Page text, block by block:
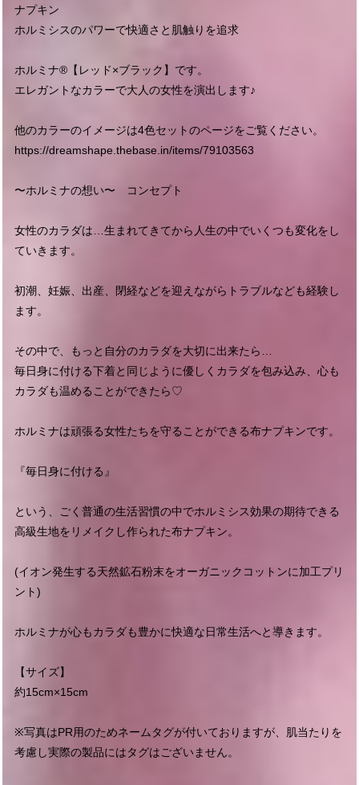
ナプキン
ホルミシスのパワーで快適さと肌触りを追求
ホルミナ®︎【レッド×ブラック】です。
エレガントなカラーで大人の女性を演出します♪
他のカラーのイメージは4色セットのページをご覧ください。
https://dreamshape.thebase.in/items/79103563
〜ホルミナの想い〜 コンセプト
女性のカラダは…生まれてきてから人生の中でいくつも変化をし
ていきます。
初潮、妊娠、出産、閉経などを迎えながらトラブルなども経験し
ます。
その中で、もっと自分のカラダを大切に出来たら…
毎日身に付ける下着と同じように優しくカラダを包み込み、心も
カラダも温めることができたら♡
ホルミナは頑張る女性たちを守ることができる布ナプキンです。
『毎日身に付ける』
という、ごく普通の生活習慣の中でホルミシス効果の期待できる
高級生地をリメイクし作られた布ナプキン。
(イオン発生する天然鉱石粉末をオーガニックコットンに加工プリ
ント)
ホルミナが心もカラダも豊かに快適な日常生活へと導きます。
【サイズ】
約15cm×15cm
※写真はPR用のためネームタグが付いておりますが、肌当たりを
考慮し実際の製品にはタグはございません。